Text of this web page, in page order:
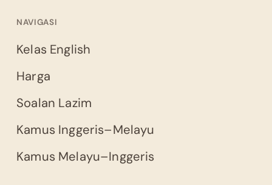
NAVIGASI
Kelas English
Harga
Soalan Lazim
Kamus Inggeris–Melayu
Kamus Melayu–Inggeris